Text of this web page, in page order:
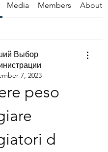
Media Members About
Выбор
7, 2023
peso
d